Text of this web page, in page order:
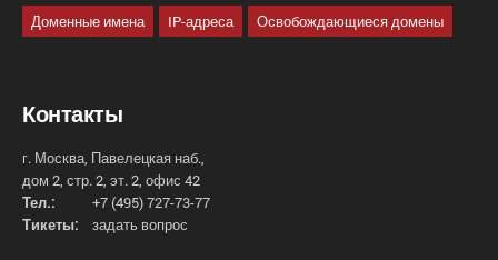
Доменные имена IP-адреса Освобождающиеся домены
Контакты
г. Москва, Павелецкая наб.,
дом 2, стр. 2, эт. 2, офис 42
Тел.:
+7 (495) 727-73-77
Тикеты:
задать вопрос